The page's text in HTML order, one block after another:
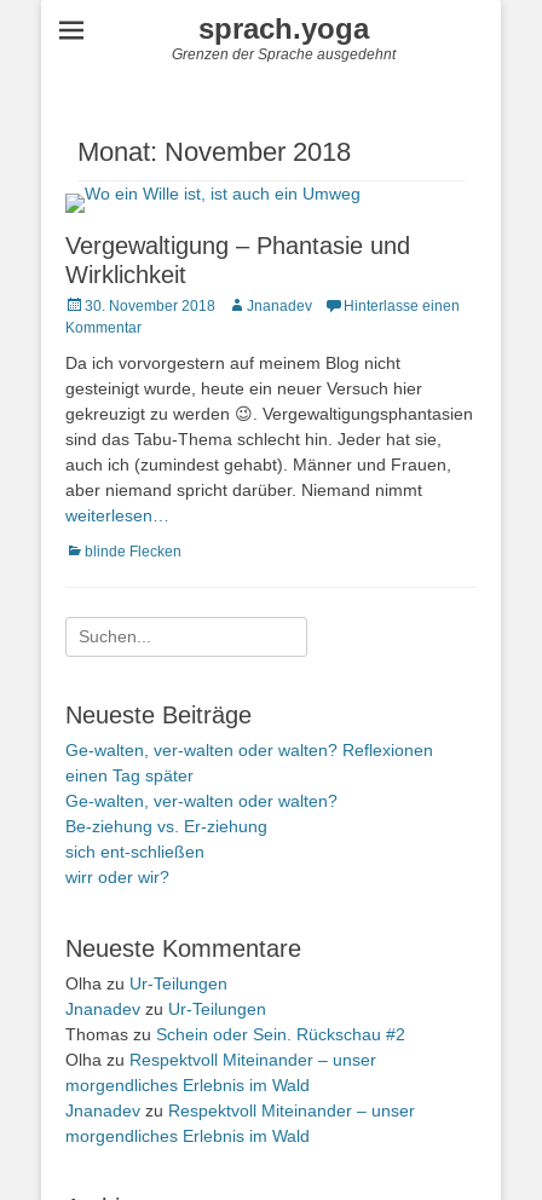
sprach.yoga
Grenzen der Sprache ausgedehnt
Monat: November 2018
Vergewaltigung – Phantasie und
Wirklichkeit
Posted
on
30. November 2018 AutorJnanadev
Hinterlasse einen
Kommentar
Da ich vorvorgestern auf meinem Blog nicht
gesteinigt wurde, heute ein neuer Versuch hier
gekreuzigt zu werden 😉. Vergewaltigungsphantasien
sind das Tabu-Thema schlecht hin. Jeder hat sie,
auch ich (zumindest gehabt). Männer und Frauen,
aber niemand spricht darüber. Niemand nimmt
weiterlesen…
Kategorien
blinde Flecken
Suche
nach:
Neueste Beiträge
Ge-walten, ver-walten oder walten? Reflexionen
einen Tag später
Ge-walten, ver-walten oder walten?
Be-ziehung vs. Er-ziehung
sich ent-schließen
wirr oder wir?
Neueste Kommentare
Olha zu Ur-Teilungen
Jnanadev zu Ur-Teilungen
Thomas zu Schein oder Sein. Rückschau #2
Olha zu Respektvoll Miteinander – unser
morgendliches Erlebnis im Wald
Jnanadev zu Respektvoll Miteinander – unser
morgendliches Erlebnis im Wald